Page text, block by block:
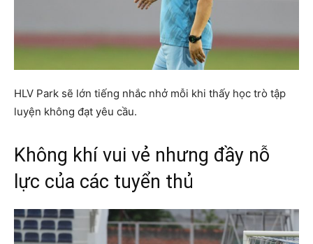
HLV Park sẽ lớn tiếng nhắc nhở mỗi khi thấy học trò tập
luyện không đạt yêu cầu.
Không khí vui vẻ nhưng đầy nỗ
lực của các tuyển thủ